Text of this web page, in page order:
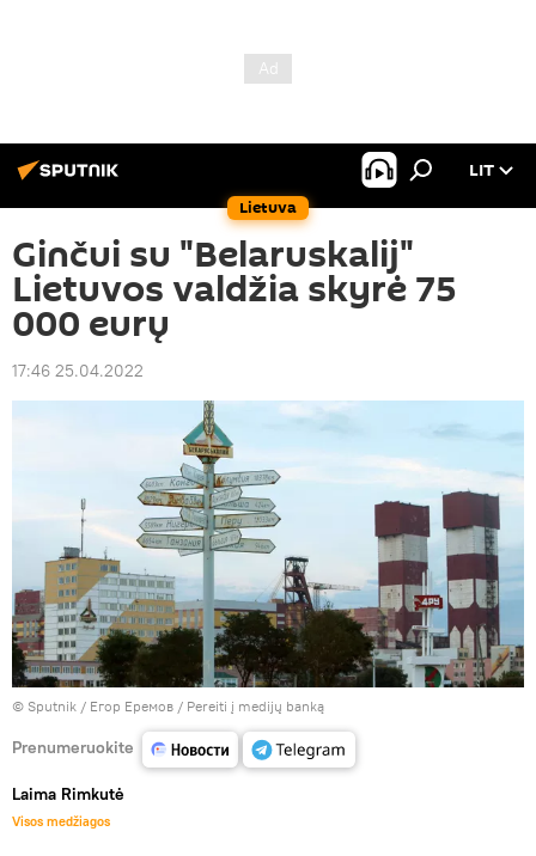
Lietuva
LIT
Ginčui su "Belaruskalij"
Lietuvos valdžia skyrė 75
000 eurų
17:46 25.04.2022
© Sputnik / Егор Еремов / Pereiti į medijų banką
Prenumeruokite
Laima Rimkutė
Visos medžiagos